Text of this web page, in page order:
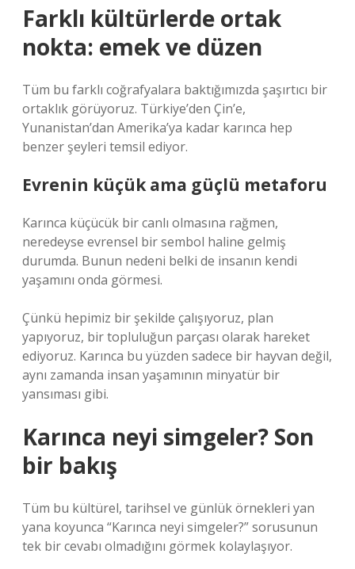
Farklı kültürlerde ortak
nokta: emek ve düzen
Tüm bu farklı coğrafyalara baktığımızda şaşırtıcı bir
ortaklık görüyoruz. Türkiye’den Çin’e,
Yunanistan’dan Amerika’ya kadar karınca hep
benzer şeyleri temsil ediyor.
Evrenin küçük ama güçlü metaforu
Karınca küçücük bir canlı olmasına rağmen,
neredeyse evrensel bir sembol haline gelmiş
durumda. Bunun nedeni belki de insanın kendi
yaşamını onda görmesi.
Çünkü hepimiz bir şekilde çalışıyoruz, plan
yapıyoruz, bir topluluğun parçası olarak hareket
ediyoruz. Karınca bu yüzden sadece bir hayvan değil,
aynı zamanda insan yaşamının minyatür bir
yansıması gibi.
Karınca neyi simgeler? Son
bir bakış
Tüm bu kültürel, tarihsel ve günlük örnekleri yan
yana koyunca “Karınca neyi simgeler?” sorusunun
tek bir cevabı olmadığını görmek kolaylaşıyor.